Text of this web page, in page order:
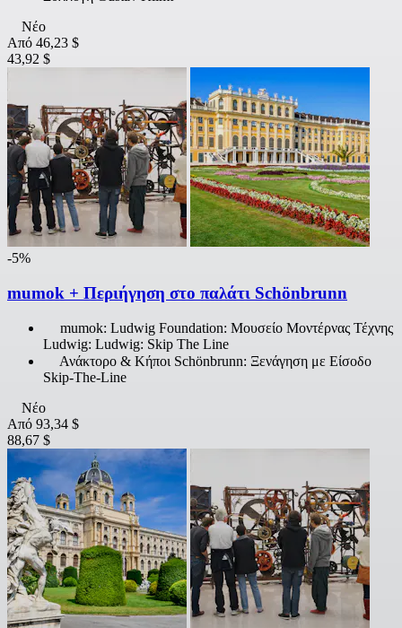
Νέο
Από 46,23 $
43,92 $
-5%
mumok + Περιήγηση στο παλάτι Schönbrunn
mumok: Ludwig Foundation: Μουσείο Μοντέρνας Τέχνης
Ludwig: Ludwig: Skip The Line
Ανάκτορο & Κήποι Schönbrunn: Ξενάγηση με Είσοδο
Skip-The-Line
Νέο
Από 93,34 $
88,67 $